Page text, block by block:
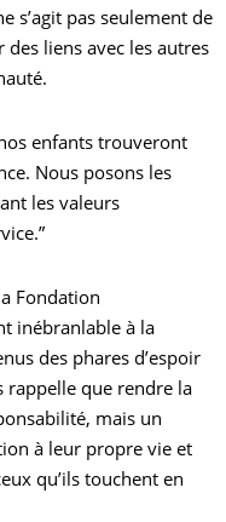
s’agit pas seulement de
des liens avec les autres
enfants trouveront
Nous posons les
les valeurs
Fondation
inébranlable à la
des phares d’espoir
rappelle que rendre la
mais un
à leur propre vie et
qu’ils touchent en